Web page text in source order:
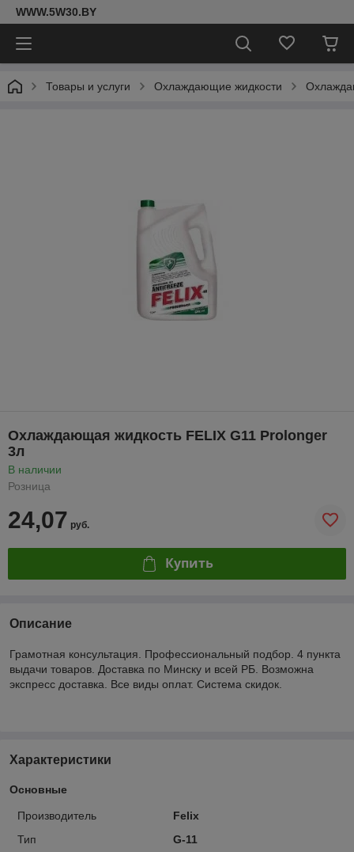
WWW.5W30.BY
Товары и услуги Охлаждающие жидкости
Охлаждающая жидкость FELIX G11 Prolonger
3л
В наличии
Розница
24,07 руб.
Купить
Описание
Грамотная консультация. Профессиональный подбор. 4 пункта
выдачи товаров. Доставка по Минску и всей РБ. Возможна
экспресс доставка. Все виды оплат. Система скидок.
Характеристики
Основные
Производитель
Felix
Тип
G-11